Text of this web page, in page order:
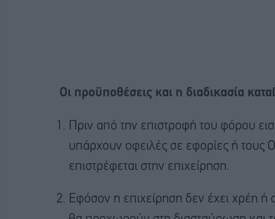
Οι προϋποθέσεις και η διαδικασία
Πριν από την επιστροφή του φόρου
υπάρχουν οφειλές σε εφορίες ή
επιστρέφεται στην επιχείρηση.
Εφόσον η επιχείρηση δεν έχει χρέη